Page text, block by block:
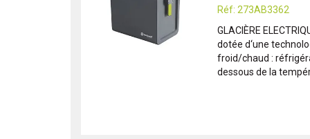
Réf: 273AB3362
GLACIÈRE
dotée d‘une
froid/chaud :
dessous de la